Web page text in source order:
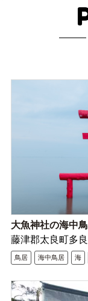
大魚神社の海中
藤津郡太良町多
鳥居 海中鳥居 海